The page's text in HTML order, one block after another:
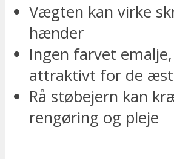
Vægten kan virke
hænder
Ingen farvet
attraktivt for de
Rå støbejern kan
rengøring og pleje